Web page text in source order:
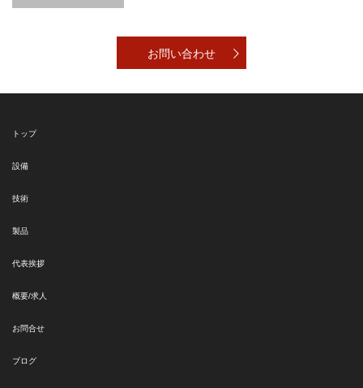
お問い合わせ
トップ
設備
技術
製品
代表挨拶
概要/求人
お問合せ
ブログ